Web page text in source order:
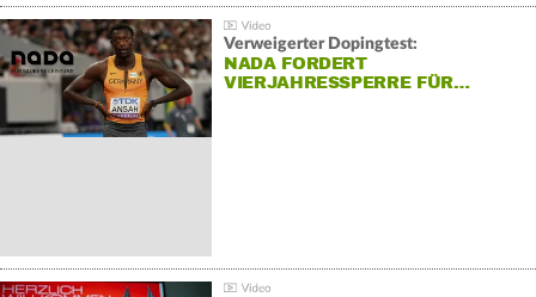
Verweigerter Dopingtest:
NADA FORDERT
VIERJAHRESSPERRE FÜR…